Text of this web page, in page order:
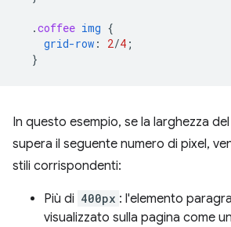
.coffee img {
grid-row : 2/4 ;
}
In questo esempio, se la larghezza
supera il seguente numero di pixel,
stili corrispondenti:
Più di 400px : l'elemento
visualizzato sulla pagina come